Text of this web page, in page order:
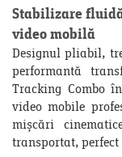
Stabilizare
video mobilă
Designul pliabil,
performantă
Tracking Combo
video mobile
mișcări
transportat,